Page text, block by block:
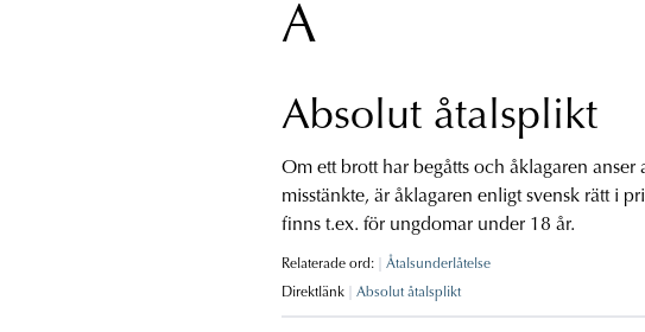
A
Absolut åtalsplikt
Om ett brott har begåtts och åklagaren
misstänkte, är åklagaren enligt svensk rätt i
finns t.ex. för ungdomar under 18 år.
Relaterade ord:
Åtalsunderlåtelse
Direktlänk
Absolut åtalsplikt